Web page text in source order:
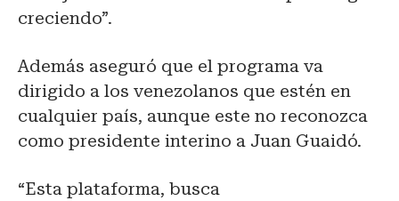
creciendo”.
Además aseguró que el programa va
dirigido a los venezolanos que estén en
cualquier país, aunque este no reconozca
como presidente interino a Juan Guaidó.
“Esta plataforma, busca